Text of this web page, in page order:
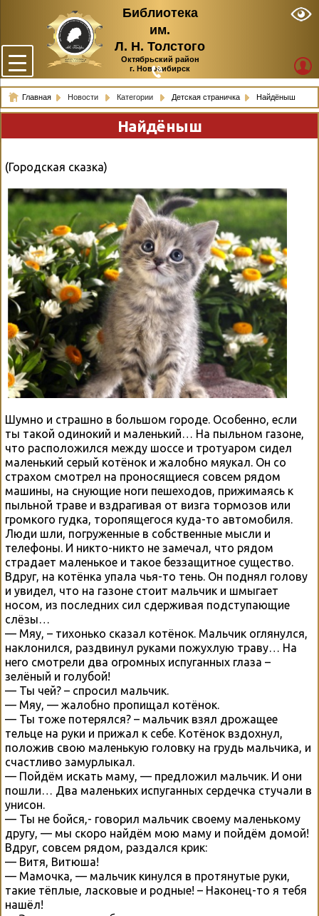
Библиотека
им.
Л. Н. Толстого
Октябрьский район
г. Новосибирск
Главная Новости Категории Детская страничка Найдёныш
Найдёныш
(Городская сказка)
Шумно и страшно в большом городе. Особенно, если
ты такой одинокий и маленький… На пыльном газоне,
что расположился между шоссе и тротуаром сидел
маленький серый котёнок и жалобно мяукал. Он со
страхом смотрел на проносящиеся совсем рядом
машины, на снующие ноги пешеходов, прижимаясь к
пыльной траве и вздрагивая от визга тормозов или
громкого гудка, торопящегося куда-то автомобиля.
Люди шли, погруженные в собственные мысли и
телефоны. И никто-никто не замечал, что рядом
страдает маленькое и такое беззащитное существо.
Вдруг, на котёнка упала чья-то тень. Он поднял голову
и увидел, что на газоне стоит мальчик и шмыгает
носом, из последних сил сдерживая подступающие
слёзы…
— Мяу, – тихонько сказал котёнок. Мальчик оглянулся,
наклонился, раздвинул руками пожухлую траву… На
него смотрели два огромных испуганных глаза –
зелёный и голубой!
— Ты чей? – спросил мальчик.
— Мяу, — жалобно пропищал котёнок.
— Ты тоже потерялся? – мальчик взял дрожащее
тельце на руки и прижал к себе. Котёнок вздохнул,
положив свою маленькую головку на грудь мальчика, и
счастливо замурлыкал.
— Пойдём искать маму, — предложил мальчик. И они
пошли… Два маленьких испуганных сердечка стучали в
унисон.
— Ты не бойся,- говорил мальчик своему маленькому
другу, — мы скоро найдём мою маму и пойдём домой!
Вдруг, совсем рядом, раздался крик:
— Витя, Витюша!
— Мамочка, — мальчик кинулся в протянутые руки,
такие тёплые, ласковые и родные! – Наконец-то я тебя
нашёл!